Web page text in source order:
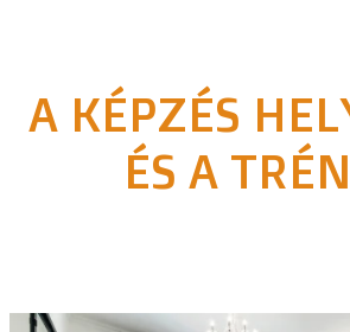
A KÉPZÉS
ÉS A